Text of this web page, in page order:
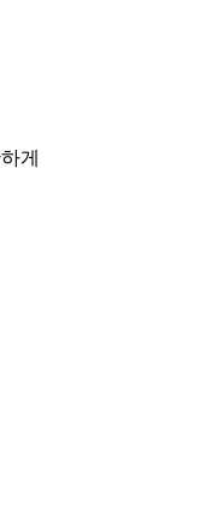
게